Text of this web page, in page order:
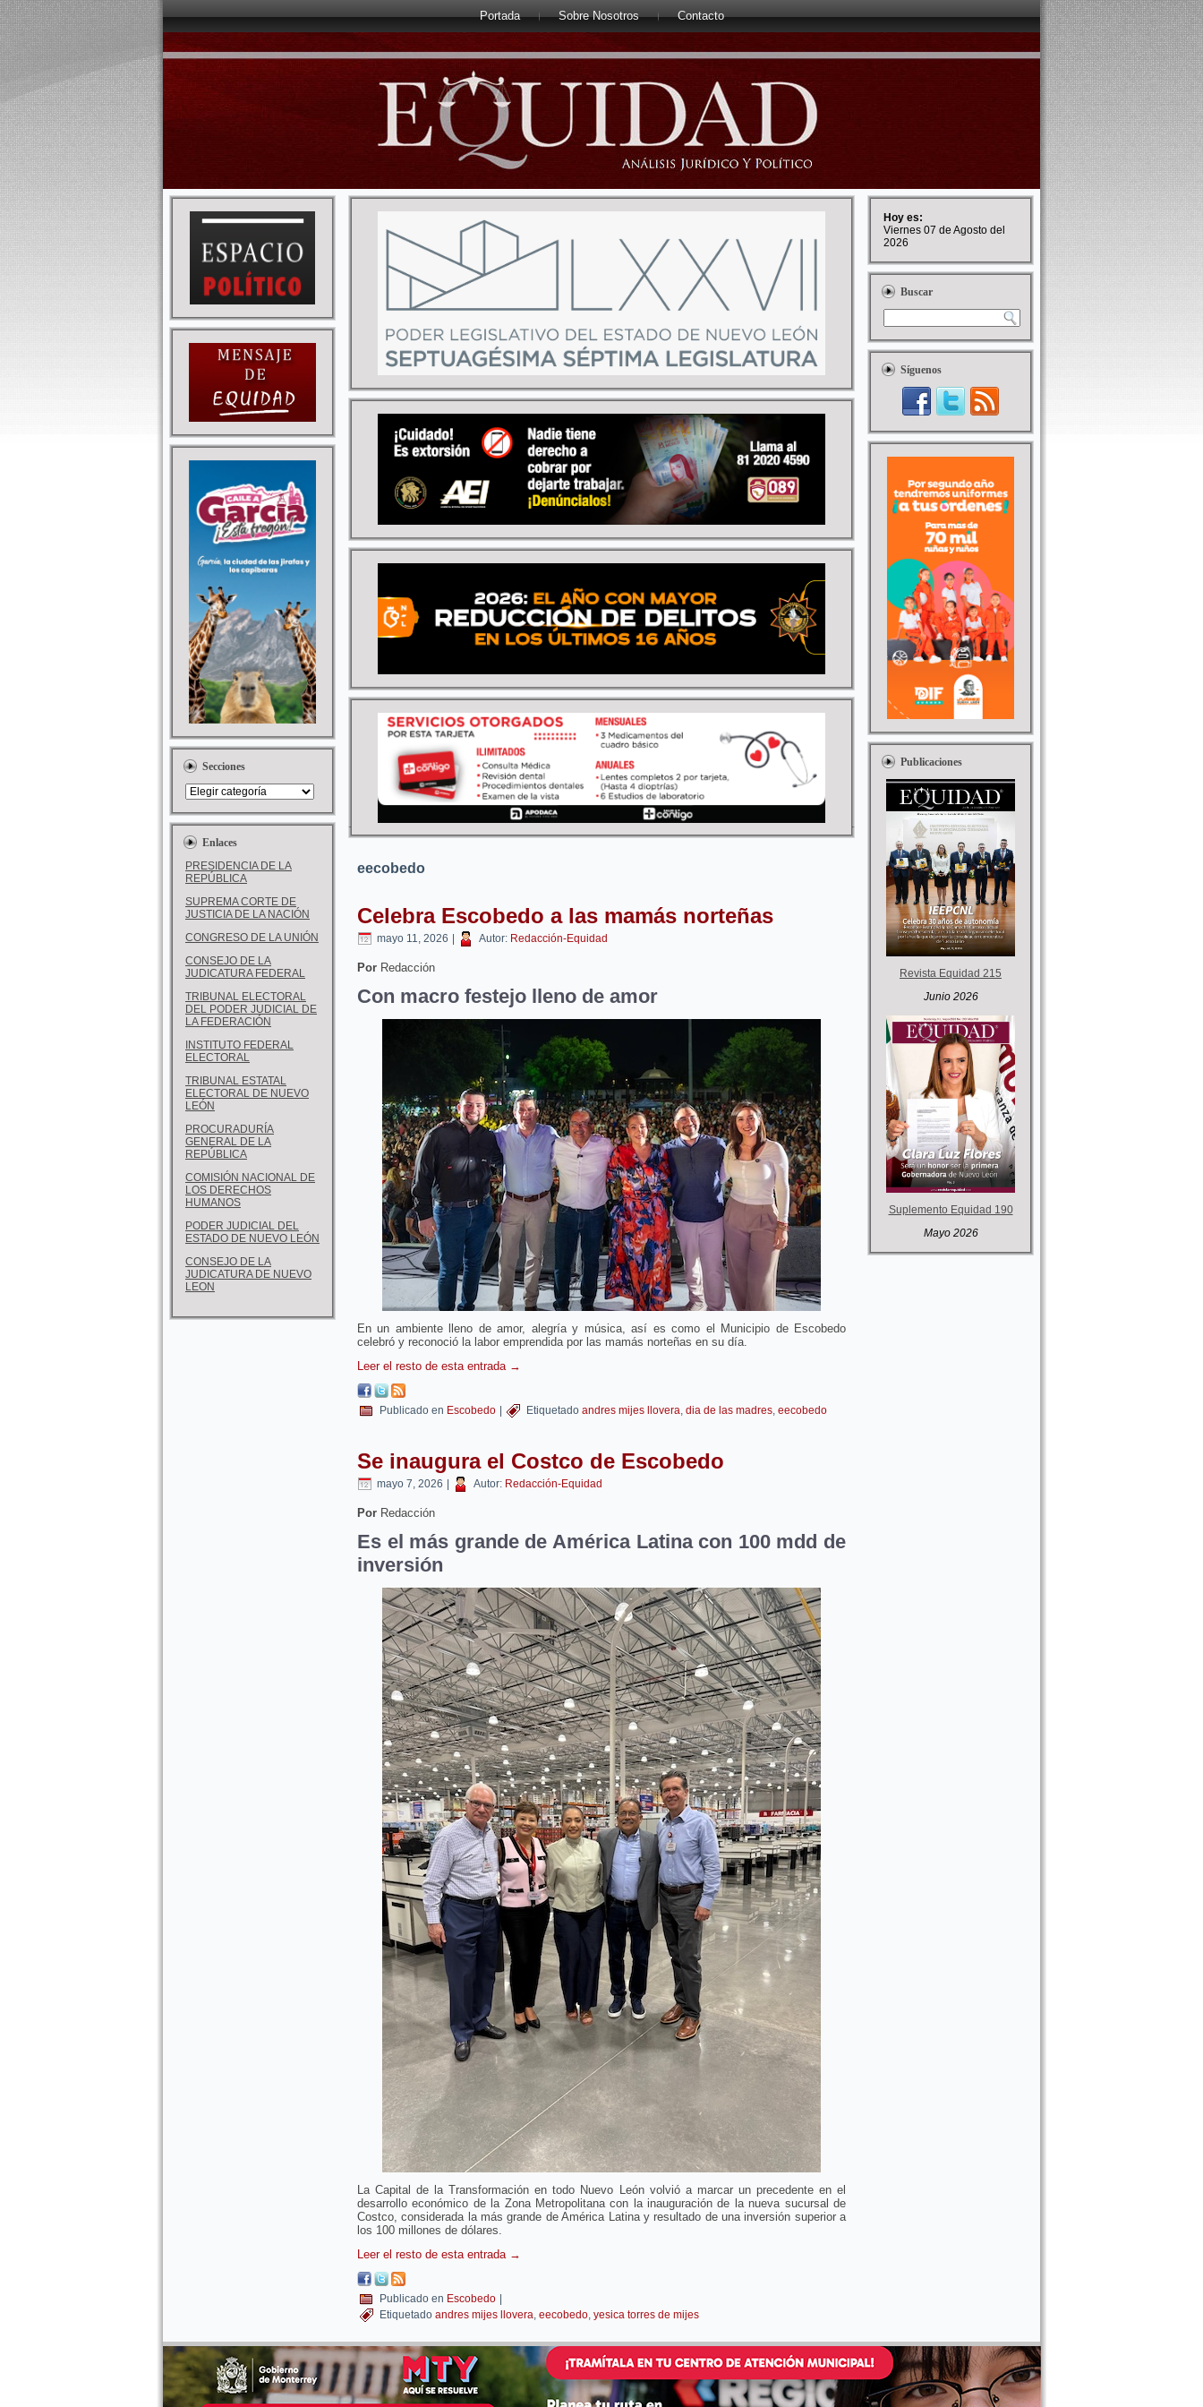
Portada Sobre Nosotros Contacto
Secciones
Enlaces
PRESIDENCIA DE LA
REPÚBLICA
SUPREMA CORTE DE
JUSTICIA DE LA NACIÓN
CONGRESO DE LA UNIÓN
CONSEJO DE LA
JUDICATURA FEDERAL
TRIBUNAL ELECTORAL
DEL PODER JUDICIAL DE
LA FEDERACIÓN
INSTITUTO FEDERAL
ELECTORAL
TRIBUNAL ESTATAL
ELECTORAL DE NUEVO
LEÓN
PROCURADURÍA
GENERAL DE LA
REPÚBLICA
COMISIÓN NACIONAL DE
LOS DERECHOS
HUMANOS
PODER JUDICIAL DEL
ESTADO DE NUEVO LEÓN
CONSEJO DE LA
JUDICATURA DE NUEVO
LEON
eecobedo
Celebra Escobedo a las mamás norteñas
mayo 11, 2026 Autor: Redacción-Equidad
Por Redacción
Con macro festejo lleno de amor
En un ambiente lleno de amor, alegría y música, así es como el Municipio de Escobedo
celebró y reconoció la labor emprendida por las mamás norteñas en su día.
Leer el resto de esta entrada →
Publicado en Escobedo Etiquetado andres mijes llovera, dia de las madres, eecobedo
Se inaugura el Costco de Escobedo
mayo 7, 2026 Autor: Redacción-Equidad
Por Redacción
Es el más grande de América Latina con 100 mdd de
inversión
La Capital de la Transformación en todo Nuevo León volvió a marcar un precedente en el
desarrollo económico de la Zona Metropolitana con la inauguración de la nueva sucursal de
Costco, considerada la más grande de América Latina y resultado de una inversión superior a
los 100 millones de dólares.
Leer el resto de esta entrada →
Publicado en Escobedo
Etiquetado andres mijes llovera, eecobedo, yesica torres de mijes
Hoy es:
Viernes 07 de Agosto del
2026
Buscar
Síguenos
Publicaciones
Revista Equidad 215
Junio 2026
Suplemento Equidad 190
Mayo 2026